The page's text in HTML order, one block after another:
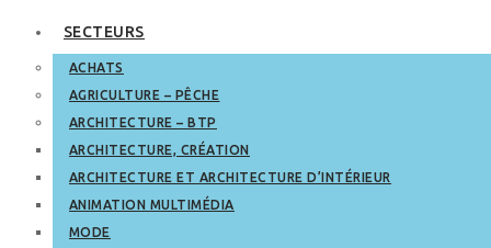
SECTEURS
ACHATS
AGRICULTURE – PÊCHE
ARCHITECTURE – BTP
ARCHITECTURE, CRÉATION
ARCHITECTURE ET ARCHITECTURE D’INTÉRIEUR
ANIMATION MULTIMÉDIA
MODE